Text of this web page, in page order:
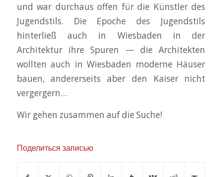
und war durchaus offen für die Künstler des
Jugendstils. Die Epoche des Jugendstils
hinterließ auch in Wiesbaden in der
Architektur ihre Spuren — die Architekten
wollten auch in Wiesbaden moderne Häuser
bauen, andererseits aber den Kaiser nicht
vergergern…
Wir gehen zusammen auf die Suche!
Поделиться записью